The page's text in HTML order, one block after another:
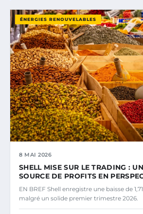
ÉNERGIES RENOUVELABLES
8 MAI 2026
SHELL MISE SUR LE TRADING :
SOURCE DE PROFITS EN
EN BREF Shell enregistre une baisse de
malgré un solide premier trimestre 2026.